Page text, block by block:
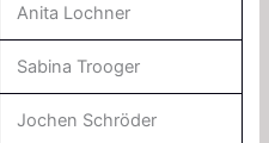
Anita Lochner
Sabina Trooger
Jochen Schröder